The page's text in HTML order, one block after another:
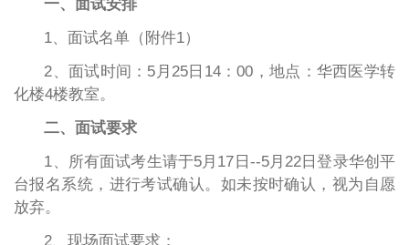
一、面试安排
1、面试名单（附件1）
2、面试时间：5月25日14：00，地点：华西医学转
化楼4楼教室。
二、面试要求
1、所有面试考生请于5月17日--5月22日登录华创平
台报名系统，进行考试确认。如未按时确认，视为自愿
放弃。
2、现场面试要求：